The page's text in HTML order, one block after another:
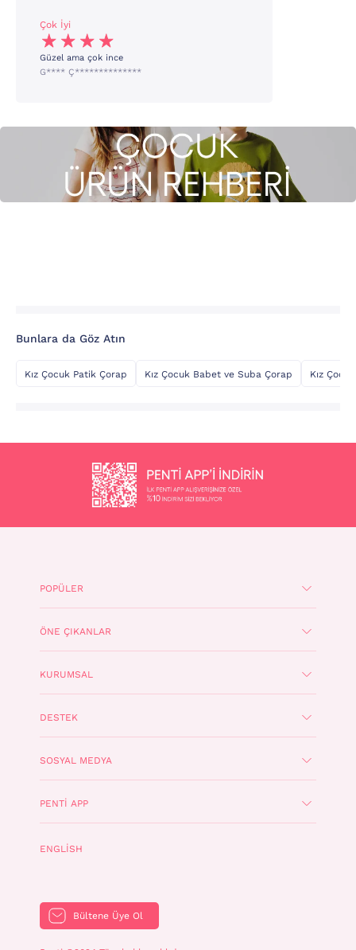
Çok İyi
Güzel ama çok ince
G**** Ç**************
Bunlara da Göz Atın
Kız Çocuk Patik Çorap Kız Çocuk Babet ve Suba Çorap Kız
POPÜLER
ÖNE ÇIKANLAR
KURUMSAL
DESTEK
SOSYAL MEDYA
PENTI APP
ENGLISH
Bültene Üye Ol